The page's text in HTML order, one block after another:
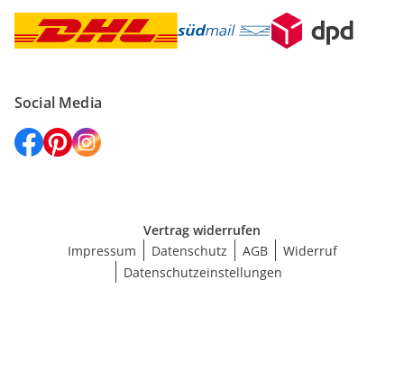
Social Media
Vertrag widerrufen
Impressum
Datenschutz AGB
Widerruf
Datenschutzeinstellungen